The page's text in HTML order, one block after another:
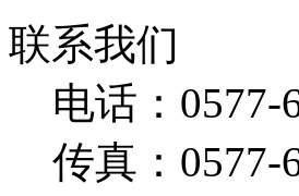
联系我们
电话：0577-
传真：0577-